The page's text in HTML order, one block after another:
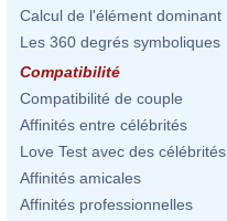
Calcul de l'élément dominant
Les 360 degrés symboliques
Compatibilité
Compatibilité de couple
Affinités entre célébrités
Love Test avec des célébrités
Affinités amicales
Affinités professionnelles